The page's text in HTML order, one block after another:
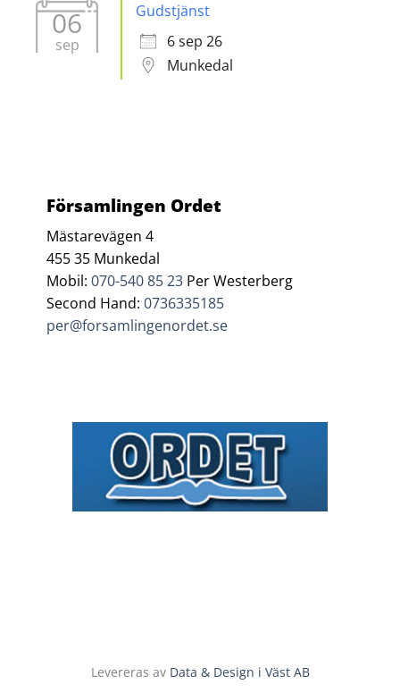
06
sep
Gudstjänst
6 sep 26
Munkedal
Församlingen Ordet
Mästarevägen 4
455 35 Munkedal
Mobil:070-540 85 23 Per Westerberg
Second Hand:0736335185
per@forsamlingenordet.se
Levereras av Data & Design i Väst AB